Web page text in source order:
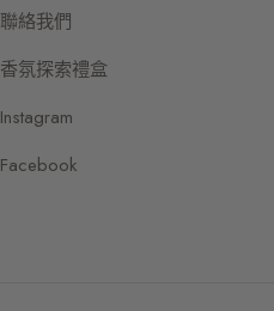
聯絡我們
香氛探索禮盒
Instagram
Facebook